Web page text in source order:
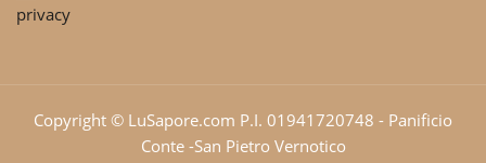
privacy
Copyright © LuSapore.com P.I. 01941720748 - Panificio
Conte -San Pietro Vernotico